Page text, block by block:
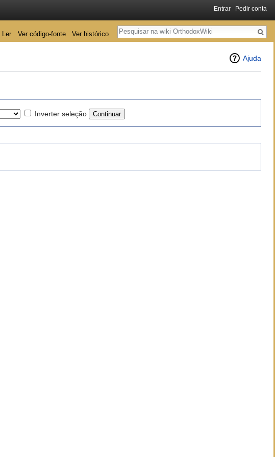
Ajuda
Inverter seleção
Entrar Pedir conta
Ler Ver código-fonte Ver histórico
Pesquisa